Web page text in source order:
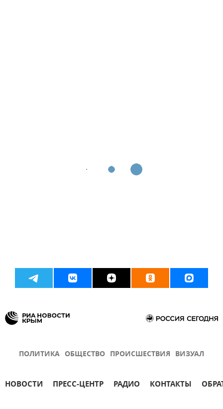
ПОЛИТИКА ОБЩЕСТВО ПРОИСШЕСТВИЯ ВИЗУАЛ
НОВОСТИ ПРЕСС-ЦЕНТР РАДИО КОНТАКТЫ